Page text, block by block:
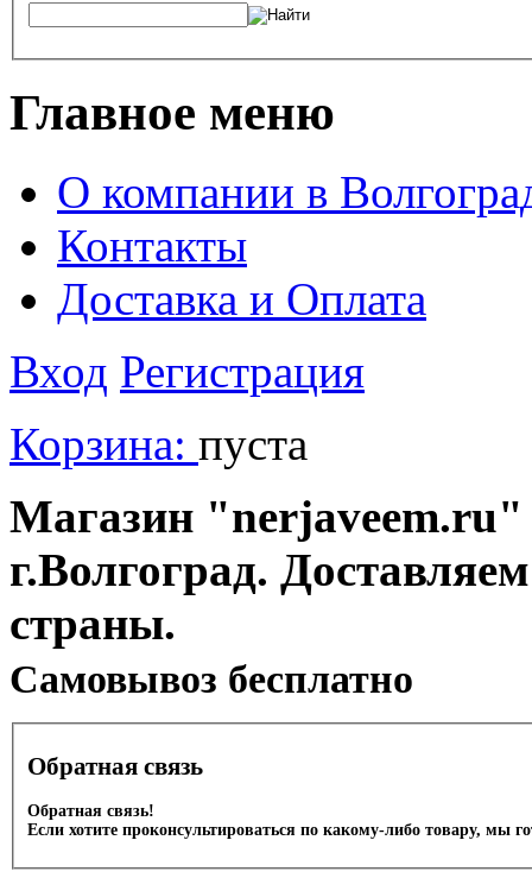
Главное меню
О компании в
Контакты
Доставка и Оплата
Вход Регистрация
Корзина: пуста
Магазин "nerjaveem.ru"
г.Волгоград.
страны.
Cамовывоз бесплатно
Обратная связь
Обратная связь!
Если хотите проконсультироваться по какому-либо товару, мы